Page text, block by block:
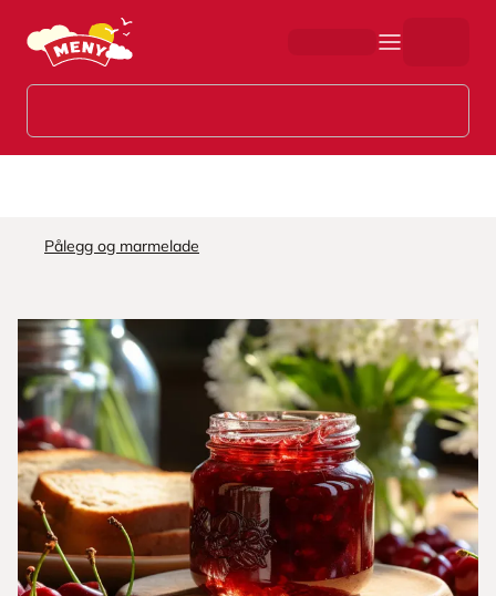
Hopp til hovedinnhold
Pålegg og marmelade